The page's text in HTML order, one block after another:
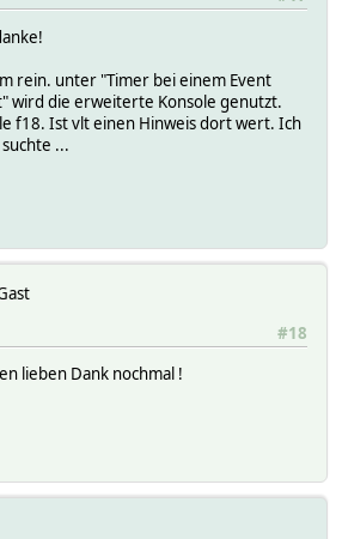
rein. unter "Timer bei einem Event
wird die erweiterte Konsole genutzt.
f18. Ist vlt einen Hinweis dort wert. Ich
...
#18
lieben Dank nochmal !